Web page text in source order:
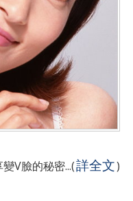
V臉的秘密...(詳全文)